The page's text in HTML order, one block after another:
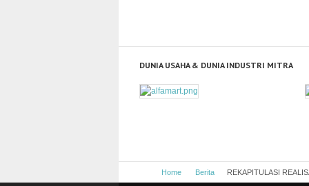
DUNIA USAHA & DUNIA INDUSTRI MITRA
Home Berita REKAPITULASI